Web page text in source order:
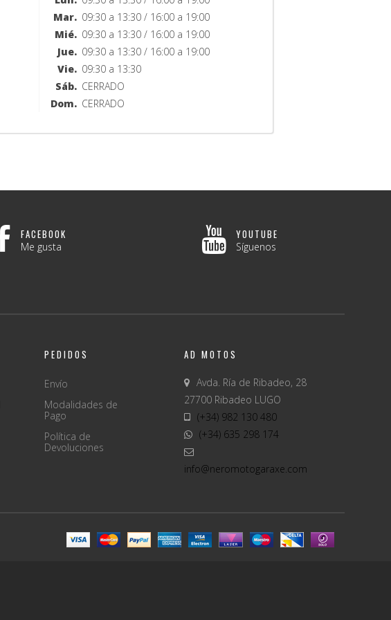
Mar. 09:30 a 13:30 / 16:00 a 19:00
Mié. 09:30 a 13:30 / 16:00 a 19:00
Jue. 09:30 a 13:30 / 16:00 a 19:00
Vie. 09:30 a 13:30
Sáb. CERRADO
Dom. CERRADO
FACEBOOK
Me gusta
YOUTUBE
Síguenos
PEDIDOS
Envío
Modalidades de
Pago
Política de
Devoluciones
AD MOTOS
Avda. Ría de Ribadeo, 28
27700 Ribadeo LUGO
(+34) 982 130 480
(+34) 635 298 174
info@neromotogaraxe.com